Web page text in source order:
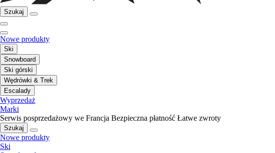
Szukaj
Nowe produkty
Ski
Snowboard
Ski górski
Wędrówki & Trek
Escalady
Wyprzedaż
Marki
Serwis posprzedażowy we Francja Bezpieczna płatność Łatwe zwroty
Szukaj
Nowe produkty
Ski